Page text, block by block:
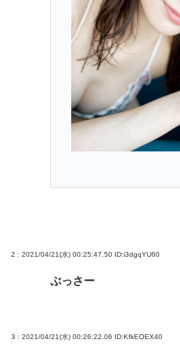
2 : 2021/04/21(水) 00:25:47.50 ID:i3dgqYU60
ぶっさー
3 : 2021/04/21(水) 00:26:22.06 ID:KfkEOEX40